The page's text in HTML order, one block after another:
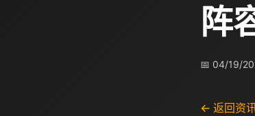
阵
📅 04/19/
← 返回资